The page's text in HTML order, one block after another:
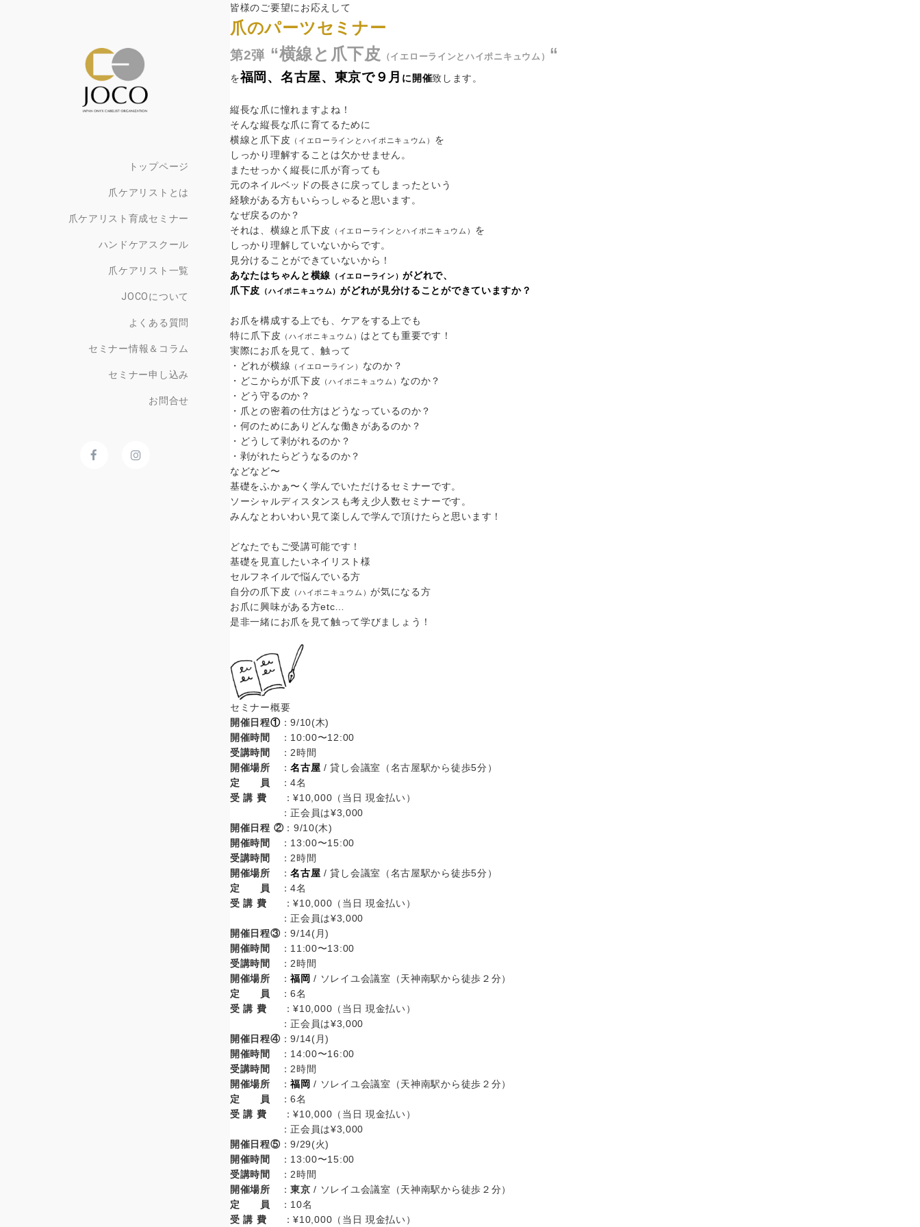
トップページ
爪ケアリストとは
爪ケアリスト育成セミナー
ハンドケアスクール
爪ケアリスト一覧
JOCOについて
よくある質問
セミナー情報＆コラム
セミナー申し込み
お問合せ
皆様のご要望にお応えして
爪のパーツセミナー
第2弾 “横線と爪下皮 （イエローラインとハイポニキュウム） “
を福岡、名古屋、東京で９月 に開催致します。
縦長な爪に憧れますよね！
そんな縦長な爪に育てるために
横線と爪下皮
（イエローラインとハイポニキュウム） を
しっかり理解することは欠かせません。
またせっかく縦長に爪が育っても
元のネイルベッドの長さに戻ってしまったという
経験がある方もいらっしゃると思います。
なぜ戻るのか？
それは、横線と爪下皮
（イエローラインとハイポニキュウム）
を
しっかり理解していないからです。
見分けることができていないから！
あなたはちゃんと横線 （イエローライン）がどれで、
爪下皮 （ハイポニキュウム）がどれが見分けることができていますか？
お爪を構成する上でも、ケアをする上でも
特に爪下皮
（ハイポニキュウム） はとても重要です！
実際にお爪を見て、触って
・どれが横線
（イエローライン）
なのか？
・どこからが爪下皮
（ハイポニキュウム） なのか？
・どう守るのか？
・爪との密着の仕方はどうなっているのか？
・何のためにありどんな働きがあるのか？
・どうして剥がれるのか？
・剥がれたらどうなるのか？
などなど〜
基礎をふかぁ〜く学んでいただけるセミナーです。
ソーシャルディスタンスも考え少人数セミナーです。
みんなとわいわい見て楽しんで学んで頂けたらと思います！
どなたでもご受講可能です！
基礎を見直したいネイリスト様
セルフネイルで悩んでいる方
自分の爪下皮
（ハイポニキュウム）が気になる方
お爪に興味がある方etc…
是非一緒にお爪を見て触って学びましょう！
セミナー概要
開催日程①：9/10(木)
開催時間
：10:00〜12:00
受講時間
：2時間
開催場所
：名古屋 / 貸し会議室（名古屋駅から徒歩5分）
定 員
：4名
受 講 費
：¥10,000（当日 現金払い）
：正会員は¥3,000
開催日程 ②：9/10(木)
開催時間
：13:00〜15:00
受講時間
：2時間
開催場所
：名古屋 / 貸し会議室（名古屋駅から徒歩5分）
定 員
：4名
受 講 費
：¥10,000（当日 現金払い）
：正会員は¥3,000
開催日程③：9/14(月)
開催時間
：11:00〜13:00
受講時間
：2時間
開催場所
：福岡 / ソレイユ会議室（天神南駅から徒歩２分）
定 員
：6名
受 講 費
：¥10,000（当日 現金払い）
：正会員は¥3,000
開催日程④：9/14(月)
開催時間
：14:00〜16:00
受講時間
：2時間
開催場所
：福岡 / ソレイユ会議室（天神南駅から徒歩２分）
定 員
：6名
受 講 費
：¥10,000（当日 現金払い）
：正会員は¥3,000
開催日程⑤：9/29(火)
開催時間
：13:00〜15:00
受講時間
：2時間
開催場所
：東京 / ソレイユ会議室（天神南駅から徒歩２分）
定 員
：10名
受 講 費
：¥10,000（当日 現金払い）